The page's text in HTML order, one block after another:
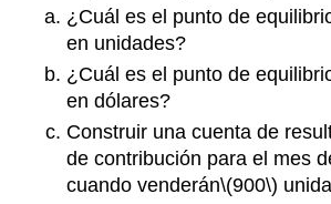
¿Cuál es el punto de
en unidades?
¿Cuál es el punto de
en dólares?
Construir una cuenta de
de contribución para el mes
cuando venderán\(900\)